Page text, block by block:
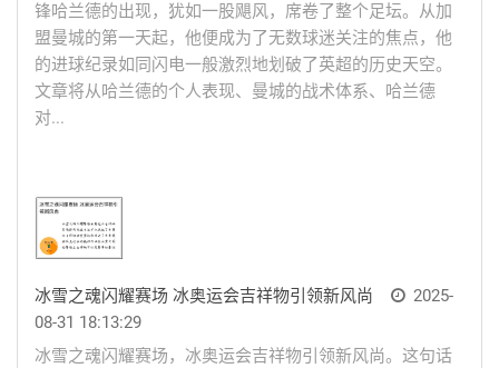
锋哈兰德的出现，犹如一股飓风，席卷了整个足坛。从加
盟曼城的第一天起，他便成为了无数球迷关注的焦点，他
的进球纪录如同闪电一般激烈地划破了英超的历史天空。
文章将从哈兰德的个人表现、曼城的战术体系、哈兰德
对...
冰雪之魂闪耀赛场 冰奥运会吉祥物引领新风尚
2025-
08-31 18:13:29
冰雪之魂闪耀赛场，冰奥运会吉祥物引领新风尚。这句话